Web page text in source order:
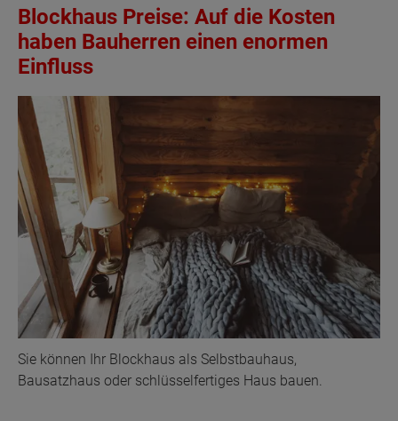
Blockhaus Preise: Auf die Kosten
haben Bauherren einen enormen
Einfluss
Sie können Ihr Blockhaus als Selbstbauhaus,
Bausatzhaus oder schlüsselfertiges Haus bauen.